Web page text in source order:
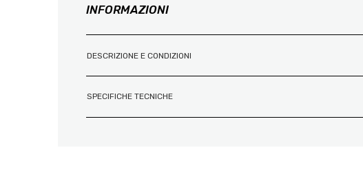
INFORMAZIONI
DESCRIZIONE E CONDIZIONI
SPECIFICHE TECNICHE